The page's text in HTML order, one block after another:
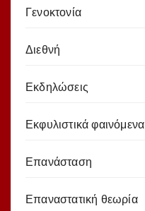
Γενοκτονία
Διεθνή
Εκδηλώσεις
Εκφυλιστικά φαινόμενα
Επανάσταση
Επαναστατική θεωρία